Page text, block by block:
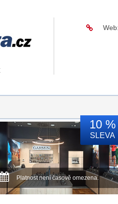
10 %
SLEVA
Platnost není časově omezena.